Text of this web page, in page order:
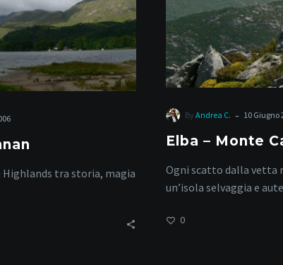
Tag
By Andrea C. - 10 Giugno
Elba – Monte
Ogni scatto dalla vetta
un’isola selvaggia e
0
tra storia, magia